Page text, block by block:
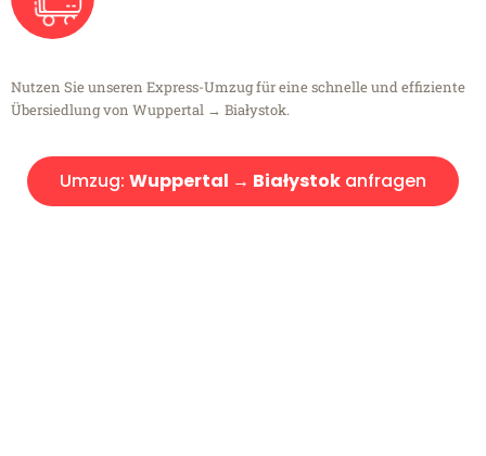
Nutzen Sie unseren Express-Umzug für eine schnelle und effiziente
Übersiedlung von Wuppertal → Białystok.
Umzug: Wuppertal → Białystok anfragen